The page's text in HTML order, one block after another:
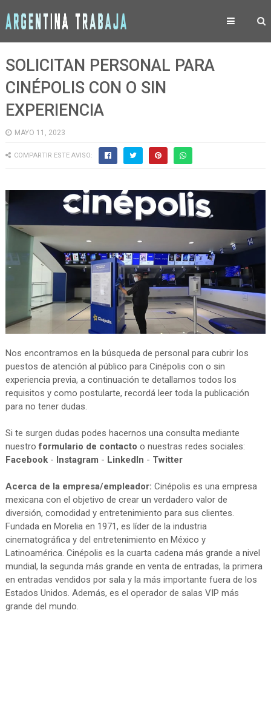
SOLICITAN PERSONAL PARA
CINÉPOLIS CON O SIN
EXPERIENCIA
MAYO 11, 2023
COMPARTIR ESTE AVISO:
Nos encontramos en la búsqueda de personal para cubrir los
puestos de atención al público para Cinépolis con o sin
experiencia previa, a continuación te detallamos todos los
requisitos y como postularte, recordá leer toda la publicación
para no tener dudas.
Si te surgen dudas podes hacernos una consulta mediante
nuestroformulario de contacto o nuestras redes sociales:
Facebook- Instagram - LinkedIn - Twitter
Acerca de la empresa/empleador: Cinépolis es una empresa
mexicana con el objetivo de crear un verdadero valor de
diversión, comodidad y entretenimiento para sus clientes.
Fundada en Morelia en 1971, es líder de la industria
cinematográfica y del entretenimiento en México y
Latinoamérica. Cinépolis es la cuarta cadena más grande a nivel
mundial, la segunda más grande en venta de entradas, la primera
en entradas vendidos por sala y la más importante fuera de los
Estados Unidos. Además, es el operador de salas VIP más
grande del mundo.